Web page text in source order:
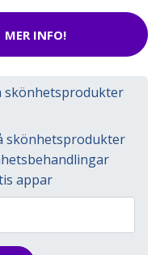
MER INFO!
skönhetsprodukter
skönhetsprodukter
appar